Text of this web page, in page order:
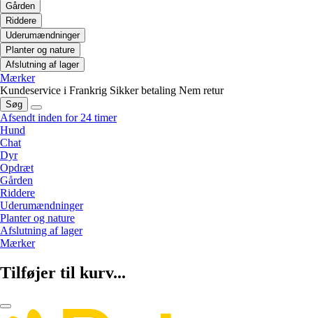
Gården
Riddere
Uderumændninger
Planter og nature
Afslutning af lager
Mærker
Kundeservice i Frankrig Sikker betaling Nem retur
Søg
Afsendt inden for 24 timer
Hund
Chat
Dyr
Opdræt
Gården
Riddere
Uderumændninger
Planter og nature
Afslutning af lager
Mærker
Tilføjer til kurv...